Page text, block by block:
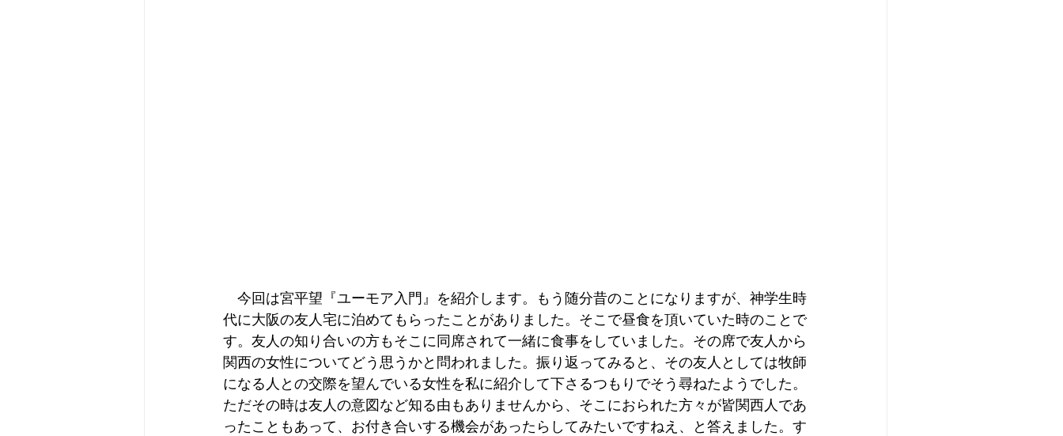
今回は宮平望『ユーモア入門』を紹介します。もう随分昔のことになりますが、神学生時
代に大阪の友人宅に泊めてもらったことがありました。そこで昼食を頂いていた時のことで
す。友人の知り合いの方もそこに同席されて一緒に食事をしていました。その席で友人から
関西の女性についてどう思うかと問われました。振り返ってみると、その友人としては牧師
になる人との交際を望んでいる女性を私に紹介して下さるつもりでそう尋ねたようでした。
ただその時は友人の意図など知る由もありませんから、そこにおられた方々が皆関西人であ
ったこともあって、お付き合いする機会があったらしてみたいですねえ、と答えました。す